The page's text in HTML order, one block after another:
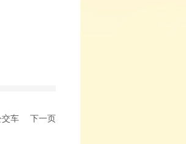
车 下一页